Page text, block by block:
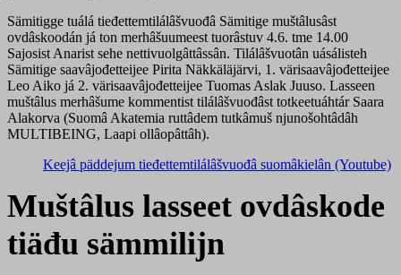
Sämitigge tuálá tieđettemtilálâšvuođâ Sämitige muštâlusâst
ovdâskoodán já ton merhâšuumeest tuorâstuv 4.6. tme 14.00
Sajosist Anarist sehe nettivuolgâttâssân. Tilálâšvuotân uásálisteh
Sämitige saavâjođetteijee Pirita Näkkäläjärvi, 1. värisaavâjođetteijee
Leo Aiko já 2. värisaavâjođetteijee Tuomas Aslak Juuso. Lasseen
muštâlus merhâšume kommentist tilálâšvuođâst totkeetuáhtár Saara
Alakorva (Suomâ Akatemia ruttâdem tutkâmuš njunošohtâdâh
MULTIBEING, Laapi ollâopâttâh).
Keejâ päddejum tieđettemtilálâšvuođâ suomâkielân (Youtube)
Muštâlus lasseet ovdâskode
tiäđu sämmilijn